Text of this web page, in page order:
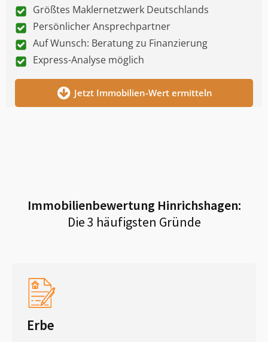
Größtes Maklernetzwerk Deutschlands
Persönlicher Ansprechpartner
Auf Wunsch: Beratung zu Finanzierung
Express-Analyse möglich
Jetzt Immobilien-Wert ermitteln
Immobilienbewertung Hinrichshagen:
Die 3 häufigsten Gründe
Erbe